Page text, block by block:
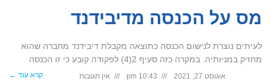
מס על הכנסה מדיבידנד
לעיתים נוצרת לנישום הכנסה כתוצאה מקבלת דיבידנד מחברה שהוא
מחזיק במניותיה. במקרה כזה סעיף 2(4) לפקודה קובע כי זו הכנסה
אוגוסט 27, 2021 10:43 pm אין תגובות קרא עוד ←